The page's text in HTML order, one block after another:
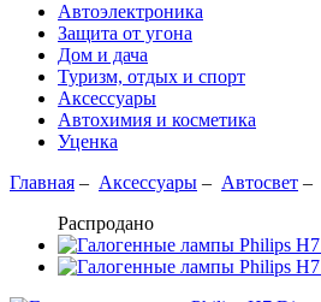
Автоэлектроника
Защита от угона
Дом и дача
Туризм, отдых и спорт
Аксессуары
Автохимия и косметика
Уценка
Главная – Аксессуары – Aвтосвет –
Распродано